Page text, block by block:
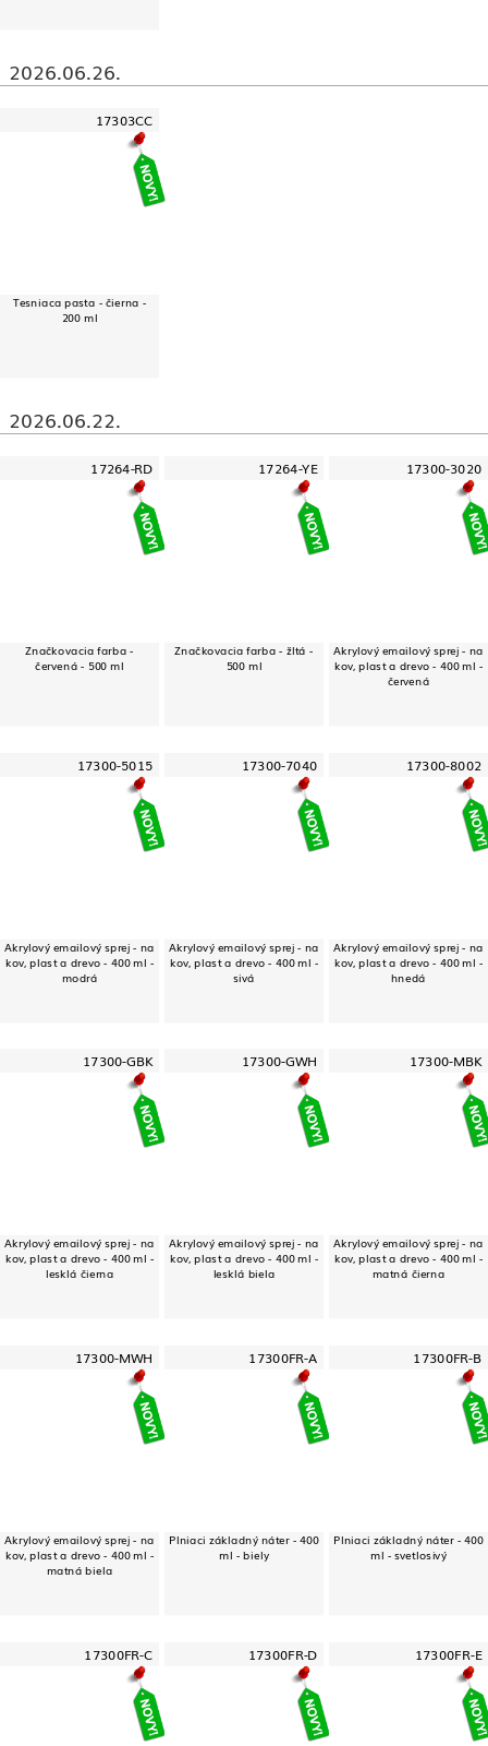
2026.06.26.
17303CC
Tesniaca pasta - čierna -
200 ml
2026.06.22.
17264-RD
Značkovacia farba -
červená - 500 ml
17264-YE
Značkovacia farba - žltá -
500 ml
17300-3020
Akrylový emailový sprej - na
kov, plast a drevo - 400 ml -
červená
17300-5015
Akrylový emailový sprej - na
kov, plast a drevo - 400 ml -
modrá
17300-7040
Akrylový emailový sprej - na
kov, plast a drevo - 400 ml -
sivá
17300-8002
Akrylový emailový sprej - na
kov, plast a drevo - 400 ml -
hnedá
17300-GBK
Akrylový emailový sprej - na
kov, plast a drevo - 400 ml -
lesklá čierna
17300-GWH
Akrylový emailový sprej - na
kov, plast a drevo - 400 ml -
lesklá biela
17300-MBK
Akrylový emailový sprej - na
kov, plast a drevo - 400 ml -
matná čierna
17300-MWH
Akrylový emailový sprej - na
kov, plast a drevo - 400 ml -
matná biela
17300FR-A
Plniaci základný náter - 400
ml - biely
17300FR-B
Plniaci základný náter - 400
ml - svetlosivý
17300FR-C 17300FR-D 17300FR-E